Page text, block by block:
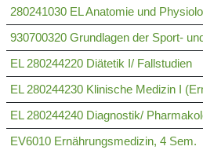
280241030 EL Anatomie und
930700320 Grundlagen der Sport-
EL 280244220 Diätetik I/ Fallstudien
EL 280244230 Klinische Medizin I
EL 280244240 Diagnostik/
EV6010 Ernährungsmedizin, 4 Sem.